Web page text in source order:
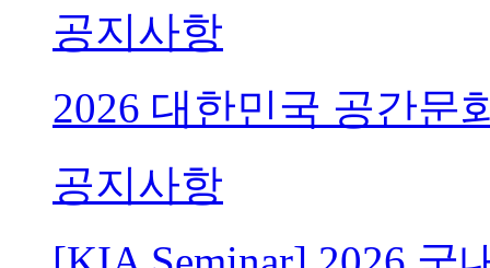
공지사항
2026 대한민국 공간문
공지사항